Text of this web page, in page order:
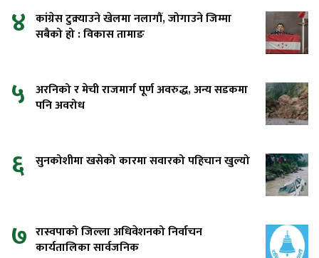
४ कांग्रेस टुक्र्याउने खेलमा नलागौं, जोगाउने जिम्मा
सबैको हो : विकास तामाङ
५ अरनिको र मेची राजमार्ग पूर्ण अवरुद्ध, अन्य सडकमा
पनि अवरोध
६ सुनकोशीमा खसेको कारमा सवारको पहिचान खुल्यो
७ रास्वपाको जिल्ला अधिवेशनको निर्वाचन
कार्यतालिका सार्वजनिक